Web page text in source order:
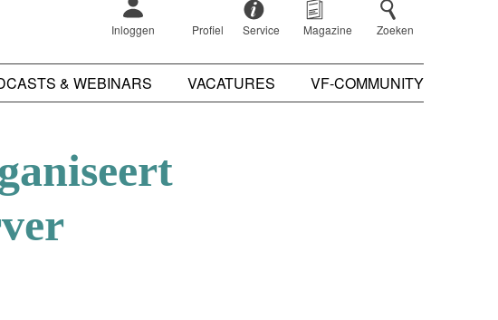
Inloggen Profiel Service Magazine Zoeken
& WEBINARS VACATURES VF-COMMUNITY